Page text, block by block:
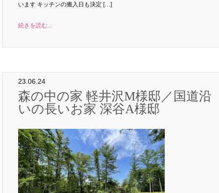
います キッチンの搬入日も決定 […]
続きを読む...
23.06.24
森の中の家 軽井沢M様邸／国道沿
いの長いお家 深谷A様邸